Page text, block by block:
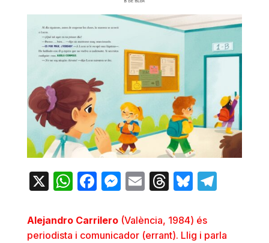
X WhatsApp
Facebook
Messenger
EmailThreads
Bluesky
Alejandro Carrilero (València, 1984) és
periodista i comunicador (errant). Llig i parla